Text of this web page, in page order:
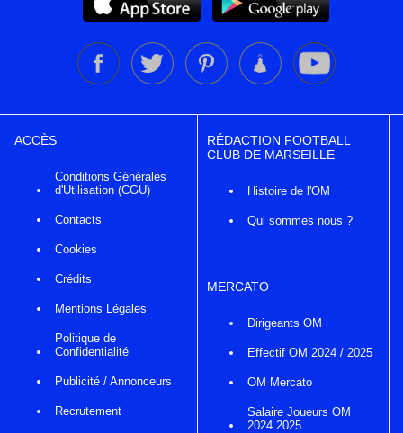
ACCÈS
Conditions Générales
d'Utilisation (CGU)
Contacts
Cookies
Crédits
Mentions Légales
Politique de
Confidentialité
Publicité / Annonceurs
Recrutement
RÉDACTION FOOTBALL
CLUB DE MARSEILLE
Histoire de l'OM
Qui sommes nous ?
MERCATO
Dirigeants OM
Effectif OM 2024 / 2025
OM Mercato
Salaire Joueurs OM
2024 2025